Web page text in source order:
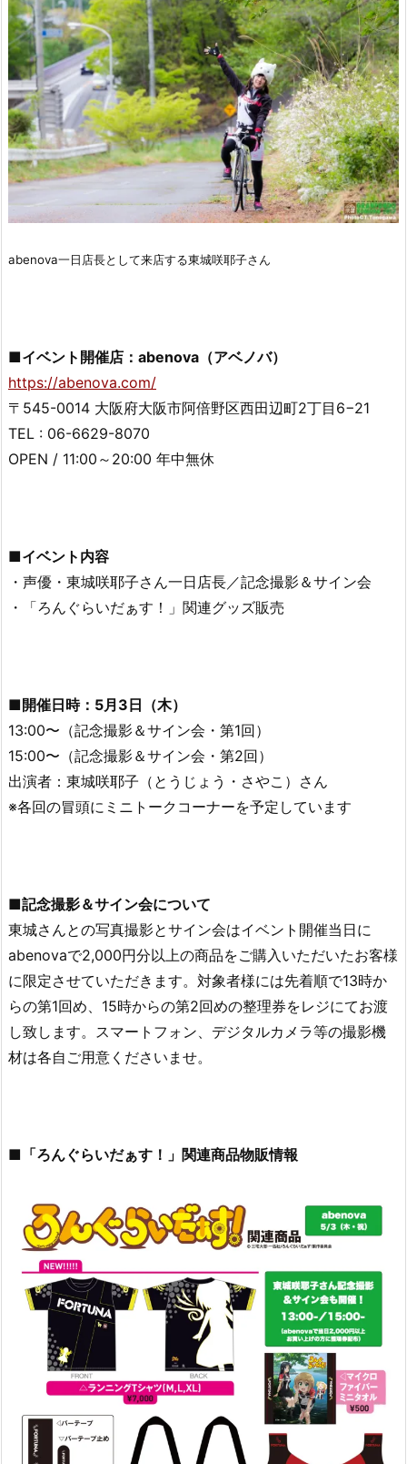
abenova一日店長として来店する東城咲耶子さん
■イベント開催店：abenova（アベノバ）
https://abenova.com/
〒545-0014 大阪府大阪市阿倍野区西田辺町2丁目6−21
TEL : 06-6629-8070
OPEN / 11:00～20:00 年中無休
■イベント内容
・声優・東城咲耶子さん一日店長／記念撮影＆サイン会
・「ろんぐらいだぁす！」関連グッズ販売
■開催日時：5月3日（木）
13:00〜（記念撮影＆サイン会・第1回）
15:00〜（記念撮影＆サイン会・第2回）
出演者：東城咲耶子（とうじょう・さやこ）さん
※各回の冒頭にミニトークコーナーを予定しています
■記念撮影＆サイン会について
東城さんとの写真撮影とサイン会はイベント開催当日に
abenovaで2,000円分以上の商品をご購入いただいたお客様
に限定させていただきます。対象者様には先着順で13時か
らの第1回め、15時からの第2回めの整理券をレジにてお渡
し致します。スマートフォン、デジタルカメラ等の撮影機
材は各自ご用意くださいませ。
■「ろんぐらいだぁす！」関連商品物販情報